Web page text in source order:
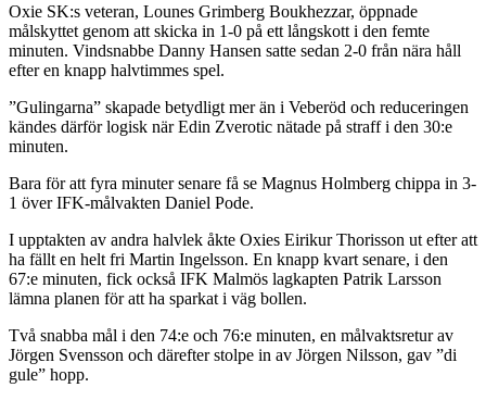
Oxie SK:s veteran, Lounes Grimberg Boukhezzar, öppnade
målskyttet genom att skicka in 1-0 på ett långskott i den femte
minuten. Vindsnabbe Danny Hansen satte sedan 2-0 från nära håll
efter en knapp halvtimmes spel.
”Gulingarna” skapade betydligt mer än i Veberöd och reduceringen
kändes därför logisk när Edin Zverotic nätade på straff i den 30:e
minuten.
Bara för att fyra minuter senare få se Magnus Holmberg chippa in 3-
1 över IFK-målvakten Daniel Pode.
I upptakten av andra halvlek åkte Oxies Eirikur Thorisson ut efter att
ha fällt en helt fri Martin Ingelsson. En knapp kvart senare, i den
67:e minuten, fick också IFK Malmös lagkapten Patrik Larsson
lämna planen för att ha sparkat i väg bollen.
Två snabba mål i den 74:e och 76:e minuten, en målvaktsretur av
Jörgen Svensson och därefter stolpe in av Jörgen Nilsson, gav ”di
gule” hopp.